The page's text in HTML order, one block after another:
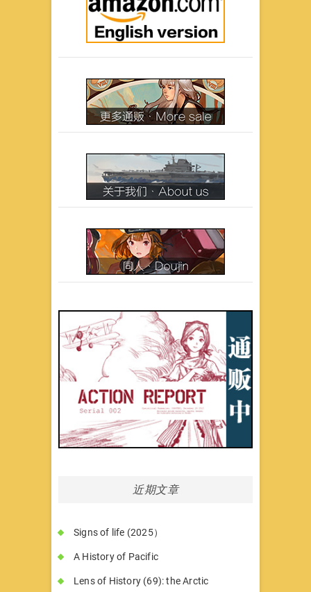
近期文章
Signs of life (2025）
A History of Pacific
Lens of History (69): the Arctic